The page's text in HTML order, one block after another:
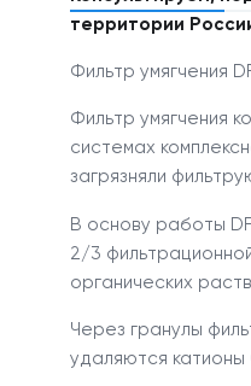
территории
Фильтр умягчения
Фильтр умягчения
системах
загрязняли
В основу работы
2/3
органических
Через гранулы
удаляются